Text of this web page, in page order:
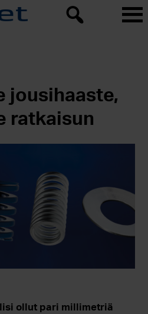
jousihaaste,
ratkaisun
ollut pari millimetriä